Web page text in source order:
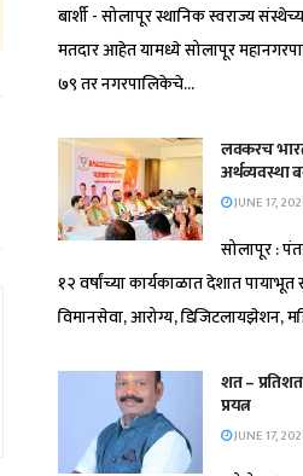
बार्शी - सोलापूर स्थानिक स्वराज्य
मतदार आहेत यामध्ये सोलापूर
७९ तर नगरपालिकेचे...
लवकरच
अर्थव्यवस्था
JUNE 17,
सोलापूर :
१२ वर्षांच्या कार्यकाळात देशात पायाभूत
विमानसेवा, आरोग्य, डिजिटलायझेशन,
शत –
प्रयत्न
JUNE 17,